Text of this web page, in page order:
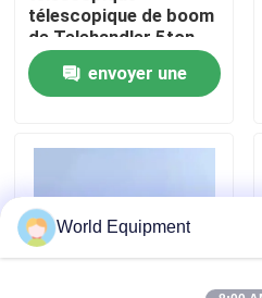
Nous contacter
Nouvelles
Les affaires
Excavatrice hydraulique de
Mini Crawler Excavator
télescopique de boom
de Telehandler 5ton
de chariot élévateur
de mètreenvoyer une
World Equipment